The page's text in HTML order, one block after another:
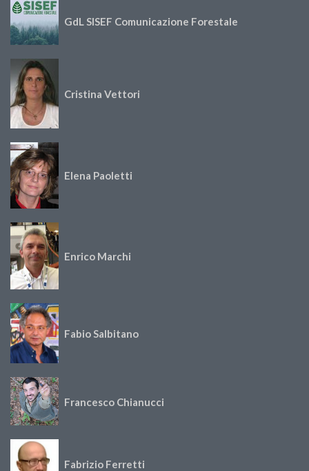
GdL SISEF Comunicazione Forestale
Cristina Vettori
Elena Paoletti
Enrico Marchi
Fabio Salbitano
Francesco Chianucci
Fabrizio Ferretti